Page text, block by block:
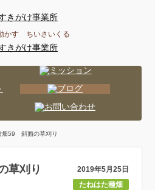
かす ちいさいくる
畑59 斜面の草刈り
草刈り
2019年5月25日
たねはた種畑